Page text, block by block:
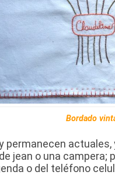
Bordado
permanecen
jean o una
o del teléfono